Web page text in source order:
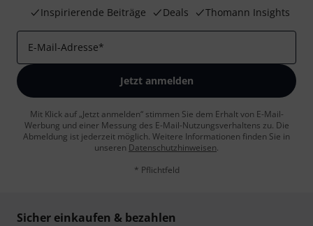
Inspirierende Beiträge
Deals Thomann Insights
E-Mail-Adresse*
Jetzt anmelden
Mit Klick auf „Jetzt anmelden“ stimmen Sie dem Erhalt von E-Mail-
Werbung und einer Messung des E-Mail-Nutzungsverhaltens zu. Die
Abmeldung ist jederzeit möglich. Weitere Informationen finden Sie in
unseren Datenschutzhinweisen.
* Pflichtfeld
Sicher einkaufen & bezahlen